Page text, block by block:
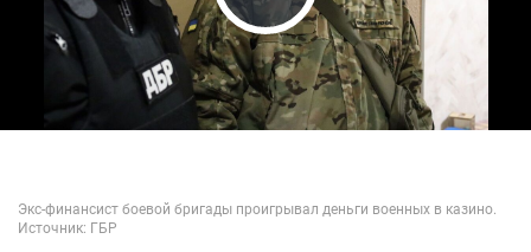
Play Video